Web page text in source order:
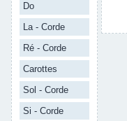
Do
La - Corde
Ré - Corde
Carottes
Sol - Corde
Si - Corde